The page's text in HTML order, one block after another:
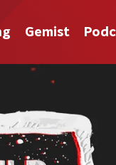
Gemist